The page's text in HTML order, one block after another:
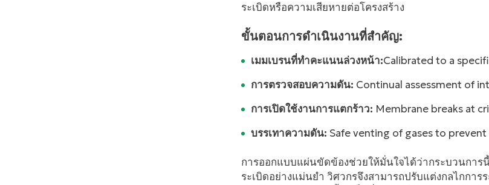
ระเบิดหรือความเสียหายต่อโครงสร้าง
ขั้นตอนการดำเนินงานที่สำคัญ:
เมมเบรนที่ทำคะแนนล่วงหน้า:Calibrated to a
การตรวจสอบความดัน: Continual assessment of
การเปิดใช้งานการแตกร้าว: Membrane breaks at
บรรเทาความดัน: Safe venting of gases to prevent
การออกแบบแผ่นขัดข้องช่วยให้มั่นใจได้ว่ากระบวนการ
ระเบิดอย่างแม่นยำ วิศวกรจึงสามารถปรับแต่งกลไกกา